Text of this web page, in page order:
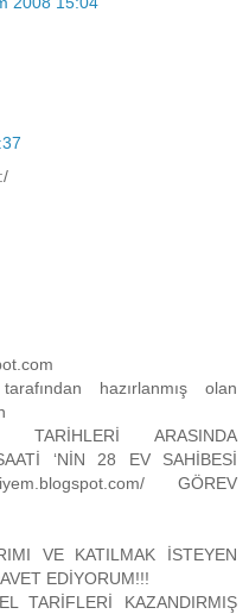
hazırlanmış olan
TARİHLERİ ARASINDA
‘NİN 28 EV SAHİBESİ
GÖREV
VE KATILMAK İSTEYEN
EDİYORUM!!!
TARİFLERİ KAZANDIRMIŞ